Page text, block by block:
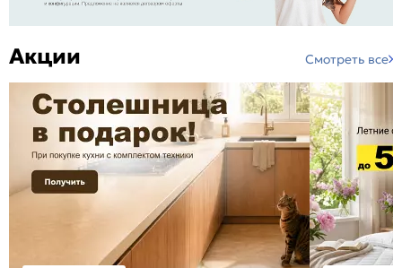
Акции Смотреть все